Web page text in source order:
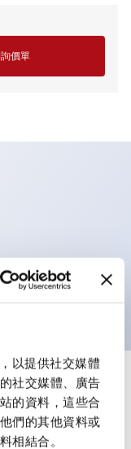
以提供社交媒體
社交媒體、廣告
的資料，這些合
們的其他資料或
相結合。
價單
構
顯示全部